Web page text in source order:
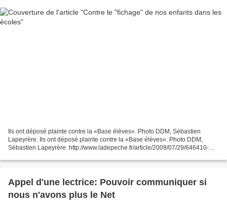
Ils ont déposé plainte contre la «Base élèves». Photo DDM, Sébastien
Lapeyrère. Ils ont déposé plainte contre la «Base élèves». Photo DDM,
Sébastien Lapeyrère. http://www.ladepeche.fr/article/2009/07/29/646410-
Appel d'une lectrice: Pouvoir communiquer si
nous n'avons plus le Net